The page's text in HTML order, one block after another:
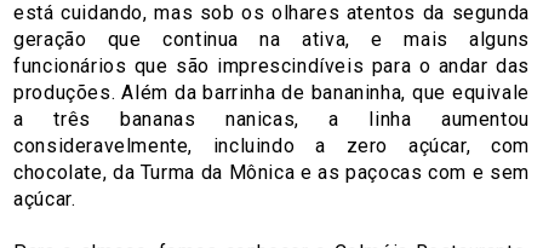
está cuidando, mas sob os olhares atentos da segunda
geração que continua na ativa, e mais alguns
funcionários que são imprescindíveis para o andar das
produções. Além da barrinha de bananinha, que equivale
a três bananas nanicas, a linha aumentou
consideravelmente, incluindo a zero açúcar, com
chocolate, da Turma da Mônica e as paçocas com e sem
açúcar.